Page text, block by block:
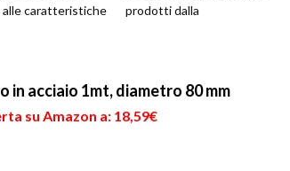
alle caratteristiche
prodotti dalla
in acciaio 1mt, diametro 80 mm
su Amazon a: 18,59€